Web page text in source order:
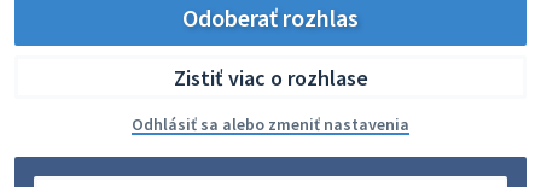
Odoberať rozhlas
Zistiť viac o rozhlase
Odhlásiť sa alebo zmeniť nastavenia